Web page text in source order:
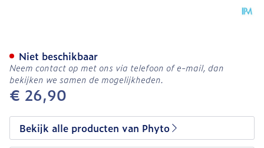
€ 26,90
Niet beschikbaar
Neem contact op met ons via telefoon of e-mail, dan
bekijken we samen de mogelijkheden.
Bekijk alle producten van Phyto